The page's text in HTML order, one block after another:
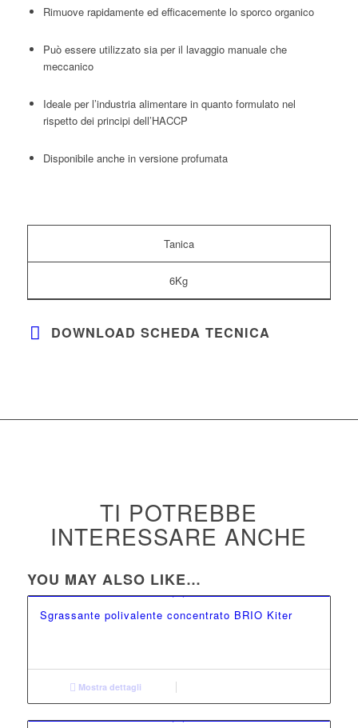
Rimuove rapidamente ed efficacemente lo sporco organico
Può essere utilizzato sia per il lavaggio manuale che
meccanico
Ideale per l’industria alimentare in quanto formulato nel
rispetto dei principi dell’HACCP
Disponibile anche in versione profumata
Tanica
6Kg
DOWNLOAD SCHEDA TECNICA
TI POTREBBE
INTERESSARE ANCHE
YOU MAY ALSO LIKE…
Sgrassante polivalente concentrato BRIO Kiter
Mostra dettagli